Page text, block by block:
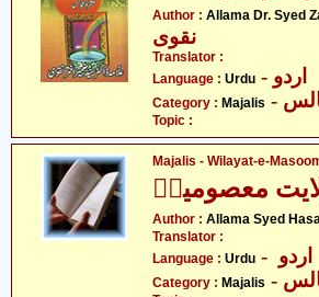
Author : Allama Dr. Syed
نقوی
Translator :
Language : Urdu - اردو
Category : Majalis
Topic :
Majalis - Wilayat-e-
معصومینؑ
Author : Allama Syed
Translator :
Language : Urdu
Category : Majalis